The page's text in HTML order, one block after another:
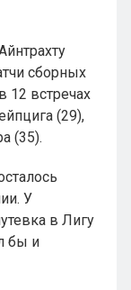
сборных
12 встречах
(29),
(35).
У
в Лигу
бы и